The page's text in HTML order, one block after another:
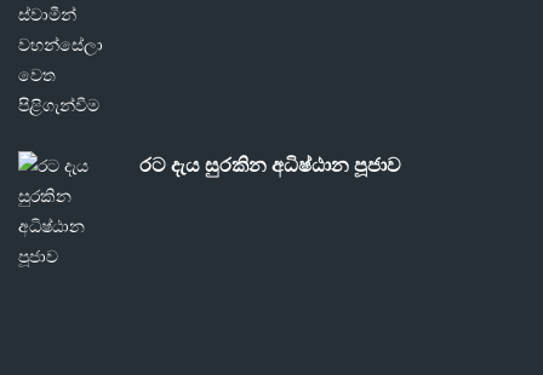
රට දැය සුරකින අධිෂ්ඨාන පූජාව